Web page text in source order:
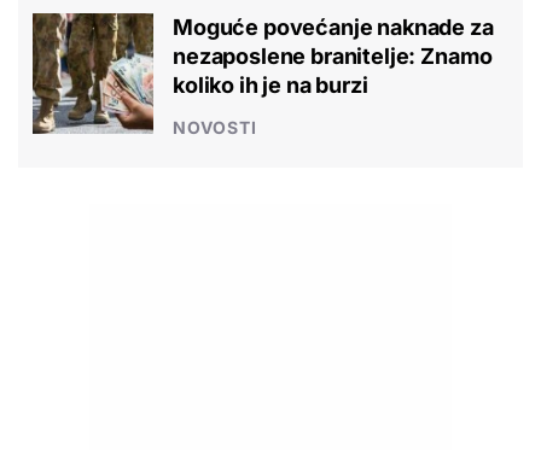
Moguće povećanje naknade za
nezaposlene branitelje: Znamo
koliko ih je na burzi
NOVOSTI